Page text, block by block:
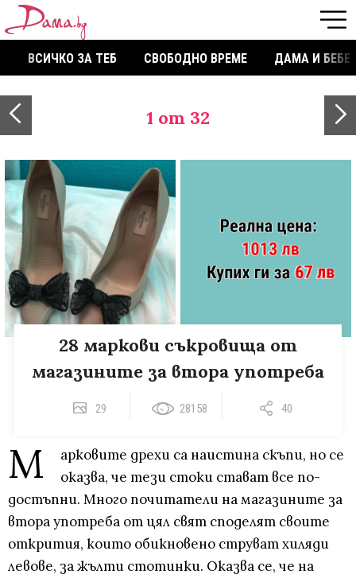
ВСИЧКО ЗА ТЕБ СВОБОДНО ВРЕМЕ ДАМА И БЕБЕ
1 от 32
28 маркови съкровища от
магазините за втора употреба
29 28158 40
М
арковите дрехи са наистина скъпи, но се
оказва, че тези стоки стават все по-
достъпни. Много почитатели на магазините за
втора употреба от цял свят споделят своите
открития, които обикновено струват хиляди
левове, за жълти стотинки. Оказва се, че на